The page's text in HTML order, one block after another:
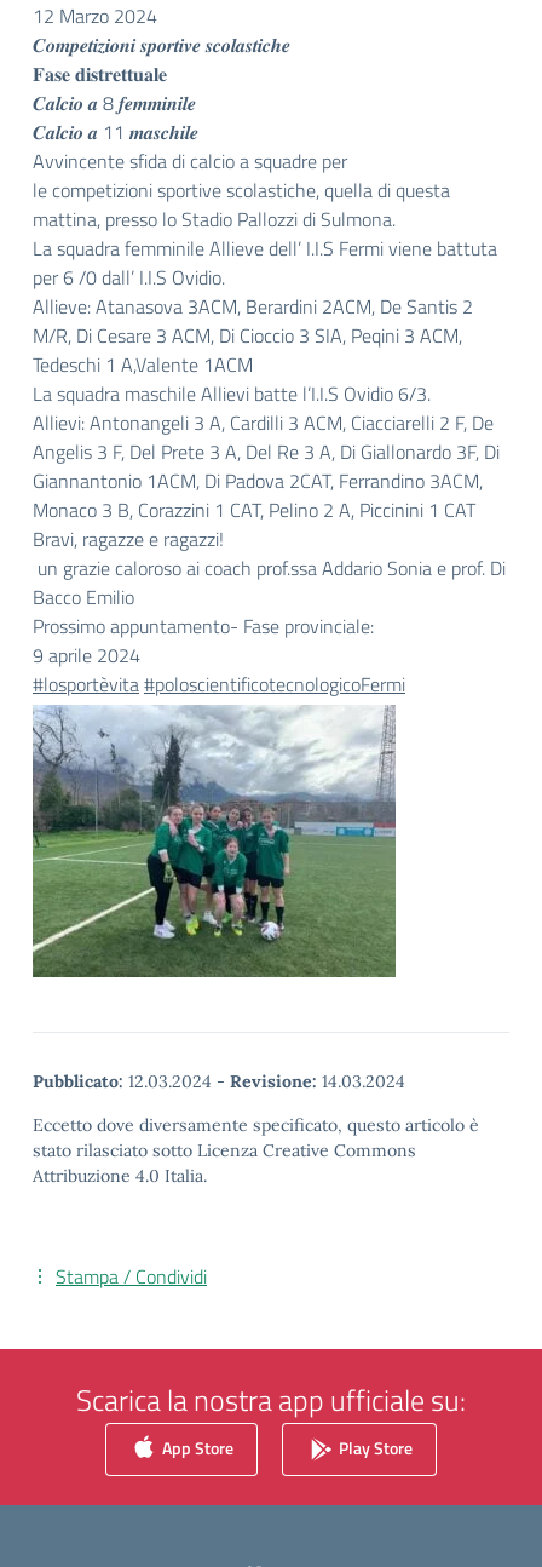
12 Marzo 2024
𝑪𝒐𝒎𝒑𝒆𝒕𝒊𝒛𝒊𝒐𝒏𝒊 𝒔𝒑𝒐𝒓𝒕𝒊𝒗𝒆 𝒔𝒄𝒐𝒍𝒂𝒔𝒕𝒊𝒄𝒉𝒆
𝐅𝐚𝐬𝐞 𝐝𝐢𝐬𝐭𝐫𝐞𝐭𝐭𝐮𝐚𝐥𝐞
𝑪𝒂𝒍𝒄𝒊𝒐 𝒂 8 𝒇𝒆𝒎𝒎𝒊𝒏𝒊𝒍𝒆
𝑪𝒂𝒍𝒄𝒊𝒐 𝒂 11 𝒎𝒂𝒔𝒄𝒉𝒊𝒍𝒆
Avvincente sfida di calcio a squadre per
le competizioni sportive scolastiche, quella di questa
mattina, presso lo Stadio Pallozzi di Sulmona.
La squadra femminile Allieve dell’ I.I.S Fermi viene battuta
per 6 /0 dall’ I.I.S Ovidio.
Allieve: Atanasova 3ACM, Berardini 2ACM, De Santis 2
M/R, Di Cesare 3 ACM, Di Cioccio 3 SIA, Peqini 3 ACM,
Tedeschi 1 A,Valente 1ACM
La squadra maschile Allievi batte l’I.I.S Ovidio 6/3.
Allievi: Antonangeli 3 A, Cardilli 3 ACM, Ciacciarelli 2 F, De
Angelis 3 F, Del Prete 3 A, Del Re 3 A, Di Giallonardo 3F, Di
Giannantonio 1ACM, Di Padova 2CAT, Ferrandino 3ACM,
Monaco 3 B, Corazzini 1 CAT, Pelino 2 A, Piccinini 1 CAT
Bravi, ragazze e ragazzi!
un grazie caloroso ai coach prof.ssa Addario Sonia e prof. Di
Bacco Emilio
Prossimo appuntamento- Fase provinciale:
9 aprile 2024
#losportèvita#poloscientificotecnologicoFermi
Pubblicato: 12.03.2024 - Revisione: 14.03.2024
Eccetto dove diversamente specificato, questo articolo è
stato rilasciato sotto Licenza Creative Commons
Attribuzione 4.0 Italia.
Stampa / Condividi
Scarica la nostra app ufficiale su:
App Store Play Store